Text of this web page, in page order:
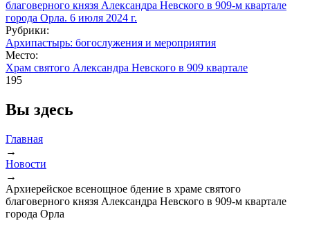
Рубрики:
Архипастырь: богослужения и мероприятия
Место:
Храм святого Александра Невского в 909 квартале
195
Вы здесь
Главная
→
Новости
→
Архиерейское всенощное бдение в храме святого
благоверного князя Александра Невского в 909-м квартале
города Орла